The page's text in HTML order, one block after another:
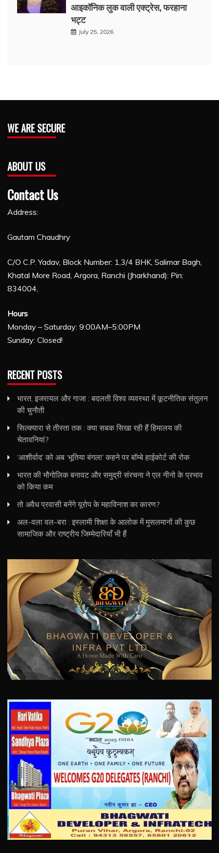
आइकॉनिक लुक वाली एक्‍ट्रेस, फरहाना
भट्ट
July 25, 2026
WE ARE SECURE
ABOUT US
Contact Us
Address:
Gautam Chaudhry
C/O C.P. Yadav, Block Number: 1,3/4 BHK, Salimar Bagh,
Khatal More Road, Argora, Ranchi (Jharkhand): Pin:
834004,
Hours
Monday – Saturday: 9:00AM–5:00PM
Sunday: Closed!
RECENT POSTS
भारत, इजरायल और गाजा : बदलती विश्व व्यवस्था में कूटनीतिक संतुलन
की चुनौती
सिल्क्यारा से तीस्ता तक : क्या सबक सिखा रही हैं हिमालय की
चेतावनियां?
‘आशीर्वाद’ को अब ‘भूतिया बंगला’ कहने पर बॉम्बे हाईकोर्ट की रोक
भारत की भौगोलिक बनावट और समुद्री संरचना ने एल नीनो के प्रभाव
को किया कम
तो अवैध प्रवासी बनेंगे यूरोप के महाविनाश का कारण?
अल-वला वल-बरा : इस्लामी शिक्षा के आलोक में मुसलमानों की कुछ
सामाजिक और राष्ट्रीय जिम्मेदारियाँ भी हैं